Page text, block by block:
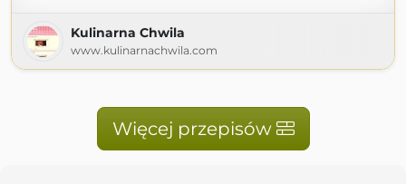
Kulinarna Chwila
www.kulinarnachwila.com
Więcej przepisów